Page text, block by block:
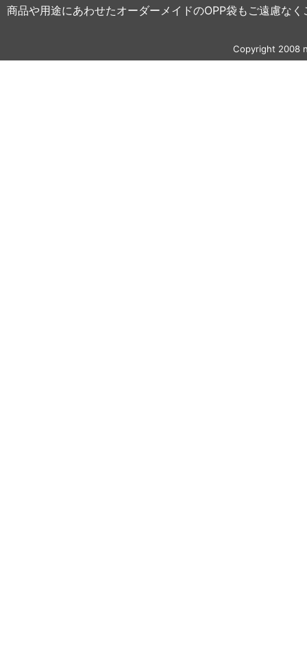
商品や用途にあわせたオーダーメイドのOPP袋もご遠慮な
Copyright 2008